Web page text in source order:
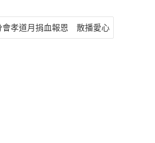
會孝道月捐血報恩 散播愛心